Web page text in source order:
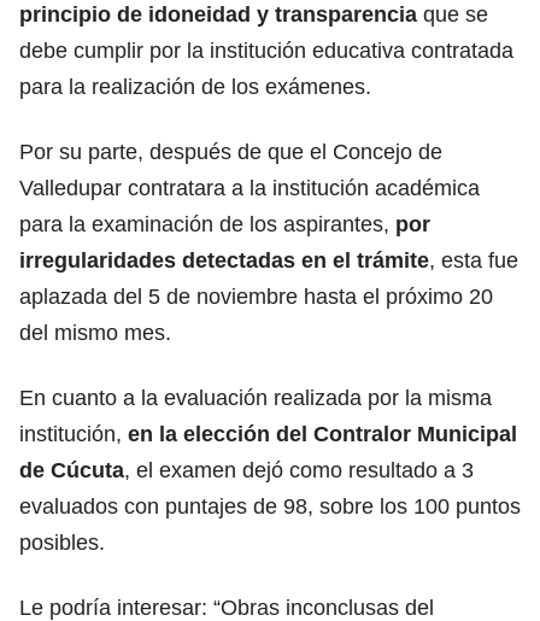
principio de idoneidad y transparencia que se
debe cumplir por la institución educativa contratada
para la realización de los exámenes.
Por su parte, después de que el Concejo de
Valledupar contratara a la institución académica
para la examinación de los aspirantes, por
irregularidades detectadas en el trámite, esta fue
aplazada del 5 de noviembre hasta el próximo 20
del mismo mes.
En cuanto a la evaluación realizada por la misma
institución, en la elección del Contralor Municipal
de Cúcuta, el examen dejó como resultado a 3
evaluados con puntajes de 98, sobre los 100 puntos
posibles.
Le podría interesar: “Obras inconclusas del